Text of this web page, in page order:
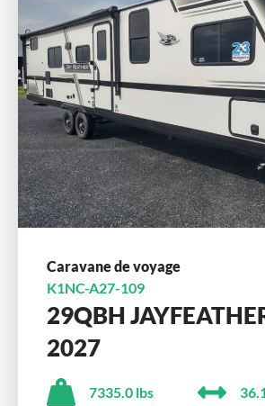
Caravane de voyage
K1NC-A27-109
29QBH
2027
7335.0 lbs